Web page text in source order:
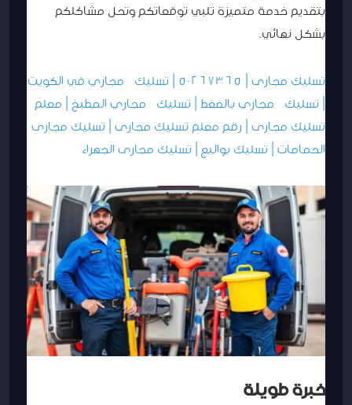
بتقديم خدمة متميزة تلبي توقعاتكم وتحل مشاكلكم
بشكل نهائي.
تسليك مجارى | 50267365 | تسليك مجاري في الكويت
| تسليك مجاري بالضغط | تسليك مجاري المطبخ | معلم
تسليك مجارى | رقم معلم تسليك مجارى | تسليك مجارى
الحمامات | تسليك بواليع | تسليك مجارى الجهراء
خبرة طويلة